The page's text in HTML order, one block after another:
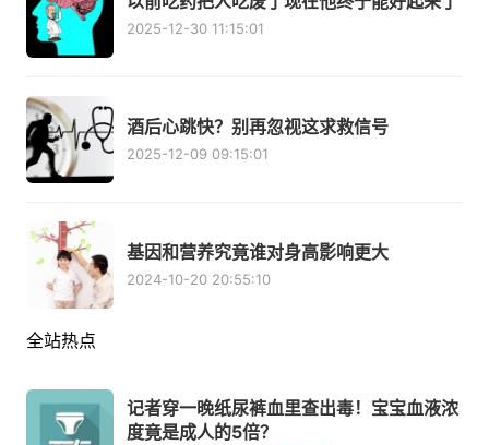
2025-12-30 11:15:01
酒后心跳快？别再忽视这求救信号
2025-12-09 09:15:01
基因和营养究竟谁对身高影响更大
2024-10-20 20:55:10
全站热点
记者穿一晚纸尿裤血里查出毒！宝宝血液浓
度竟是成人的5倍？